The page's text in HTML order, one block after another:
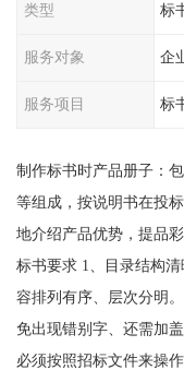
类型 标
服务对象 企
服务项目 标
制作标书时产品册子：
等组成，按说明书在投
地介绍产品优势，提品彩
标书要求 1、目录结构
容排列有序、层次分明
免出现错别字、还需加
必须按照招标文件来操